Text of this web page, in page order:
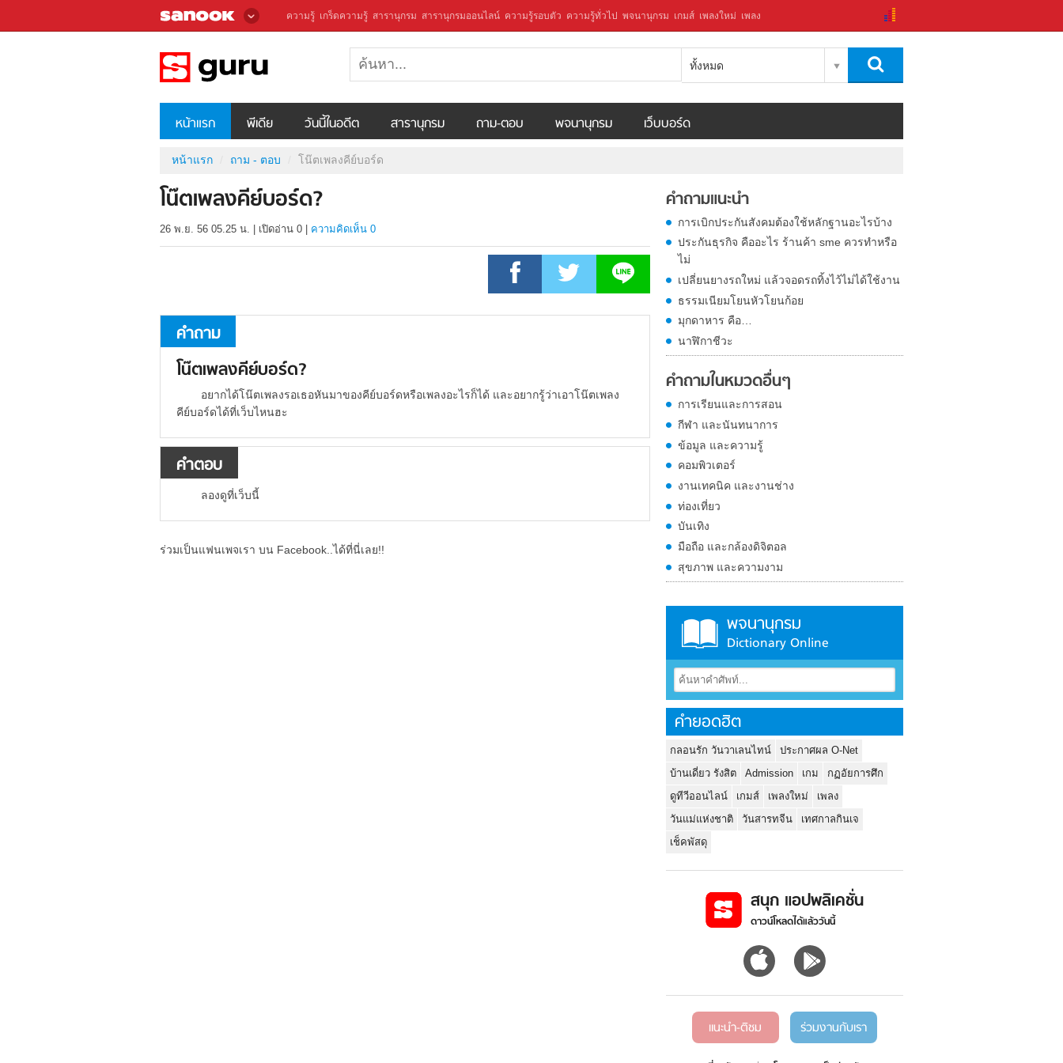
ความรู้ เกร็ดความรู้ สารานุกรม สารานุกรมออนไลน์ ความรู้รอบตัว ความรู้ทั่วไป พจนานุกรม เกมส์ เพลงใหม่ เพลง
ทั้งหมด
หน้าแรก พีเดีย วันนี้ในอดีต สารานุกรม ถาม-ตอบ พจนานุกรม เว็บบอร์ด
หน้าแรก ถาม - ตอบ โน๊ตเพลงคีย์บอร์ด
โน๊ตเพลงคีย์บอร์ด?
26 พ.ย. 56 05.25 น. เปิดอ่าน 0 ความคิดเห็น 0
คำถาม
โน๊ตเพลงคีย์บอร์ด?
อยากได้โน๊ตเพลงรอเธอหันมาของคีย์บอร์ดหรือเพลงอะไรก็ได้ และอยากรู้ว่าเอาโน๊ตเพลง
คีย์บอร์ดได้ที่เว็บไหนฮะ
คำตอบ
ลองดูที่เว็บนี้
ร่วมเป็นแฟนเพจเรา บน Facebook..ได้ที่นี่เลย!!
คำถามแนะนำ
การเบิกประกันสังคมต้องใช้หลักฐานอะไรบ้าง
ประกันธุรกิจ คืออะไร ร้านค้า sme ควรทำหรือ
ไม่
เปลี่ยนยางรถใหม่ แล้วจอดรถทิ้งไว้ไม่ได้ใช้งาน
ธรรมเนียมโยนหัวโยนก้อย
มุกดาหาร คือ…
นาฬิกาชีวะ
คำถามในหมวดอื่นๆ
การเรียนและการสอน
กีฬา และนันทนาการ
ข้อมูล และความรู้
คอมพิวเตอร์
งานเทคนิค และงานช่าง
ท่องเที่ยว
บันเทิง
มือถือ และกล้องดิจิตอล
สุขภาพ และความงาม
พจนานุกรม
Dictionary Online
คำยอดฮิต
กลอนรัก วันวาเลนไทน์
ประกาศผล O-Net
บ้านเดี่ยว รังสิต
Admission เกม
กฏอัยการศึก
ดูทีวีออนไลน์
เกมส์ เพลงใหม่
เพลง
วันแม่แห่งชาติ
วันสารทจีน
เทศกาลกินเจ
เช็คพัสดุ
สนุก แอปพลิเคชั่น
ดาวน์โหลดได้แล้ววันนี้
แนะนำ-ติชม ร่วมงานกับเรา